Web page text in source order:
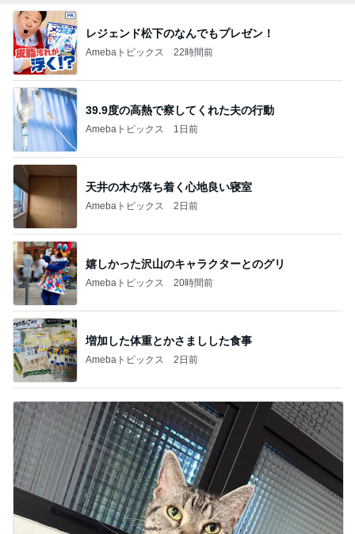
レジェンド松下のなんでもプレゼン！
Amebaトピックス 22時間前
39.9度の高熱で察してくれた夫の行動
Amebaトピックス 1日前
天井の木が落ち着く心地良い寝室
Amebaトピックス 2日前
嬉しかった沢山のキャラクターとのグリ
Amebaトピックス 20時間前
増加した体重とかさましした食事
Amebaトピックス 2日前